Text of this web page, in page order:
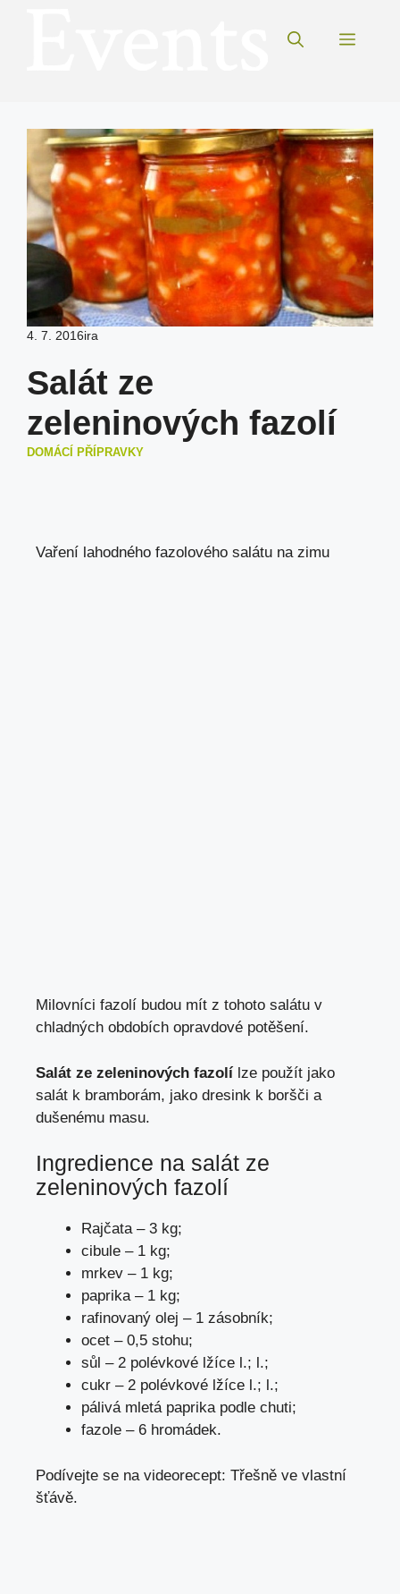
Menu
4. 7. 2016ira
Salát ze
zeleninových fazolí
DOMÁCÍ PŘÍPRAVKY
Vaření lahodného fazolového salátu na zimu
Milovníci fazolí budou mít z tohoto salátu v
chladných obdobích opravdové potěšení.
Salát ze zeleninových fazolí lze použít jako
salát k bramborám, jako dresink k boršči a
dušenému masu.
Ingredience na salát ze
zeleninových fazolí
Rajčata – 3 kg;
cibule – 1 kg;
mrkev – 1 kg;
paprika – 1 kg;
rafinovaný olej – 1 zásobník;
ocet – 0,5 stohu;
sůl – 2 polévkové lžíce l.; l.;
cukr – 2 polévkové lžíce l.; l.;
pálivá mletá paprika podle chuti;
fazole – 6 hromádek.
Podívejte se na videorecept: Třešně ve vlastní
šťávě.